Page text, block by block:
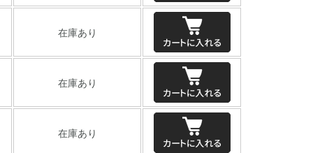
在庫あり
在庫あり
在庫あり